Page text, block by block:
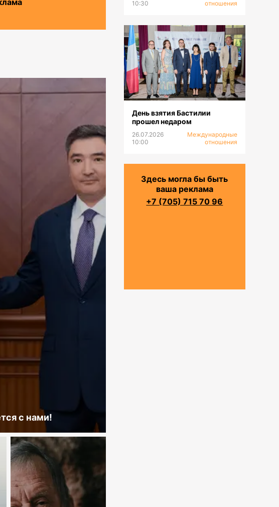
с нами!
10:30
отношения
День взятия Бастилии
прошел недаром
26.07.2026
10:00
Международные
отношения
Здесь могла бы быть
ваша реклама
+7 (705) 715 70 96